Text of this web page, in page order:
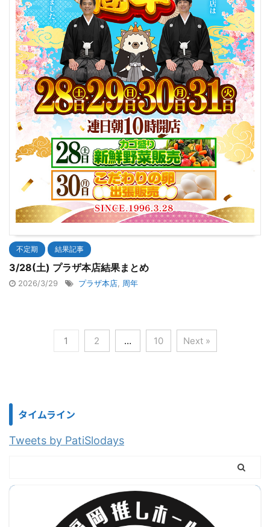
不定期 結果記事
3/28(土) プラザ本店結果まとめ
2026/3/29 プラザ本店 周年
1 2 … 10 Next »
タイムライン
Tweets by PatiSlodays